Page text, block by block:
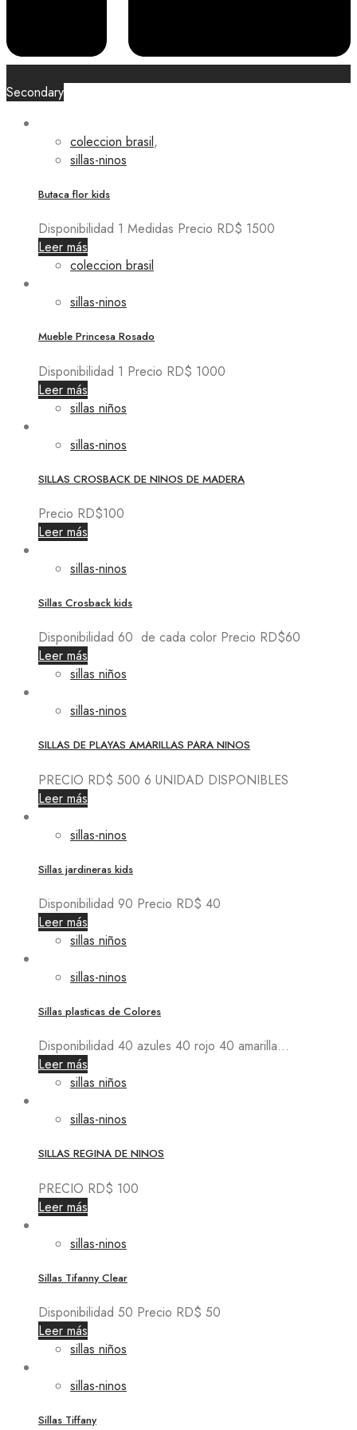
Secondary
coleccion brasil,
sillas-ninos
Butaca flor kids
Disponibilidad 1 Medidas Precio RD$ 1500
Leer más
coleccion brasil
sillas-ninos
Mueble Princesa Rosado
Disponibilidad 1 Precio RD$ 1000
Leer más
sillas niños
sillas-ninos
SILLAS CROSBACK DE NINOS DE MADERA
Precio RD$100
Leer más
sillas-ninos
Sillas Crosback kids
Disponibilidad 60 de cada color Precio RD$60
Leer más
sillas niños
sillas-ninos
SILLAS DE PLAYAS AMARILLAS PARA NINOS
PRECIO RD$ 500 6 UNIDAD DISPONIBLES
Leer más
sillas-ninos
Sillas jardineras kids
Disponibilidad 90 Precio RD$ 40
Leer más
sillas niños
sillas-ninos
Sillas plasticas de Colores
Disponibilidad 40 azules 40 rojo 40 amarilla...
Leer más
sillas niños
sillas-ninos
SILLAS REGINA DE NINOS
PRECIO RD$ 100
Leer más
sillas-ninos
Sillas Tifanny Clear
Disponibilidad 50 Precio RD$ 50
Leer más
sillas niños
sillas-ninos
Sillas Tiffany